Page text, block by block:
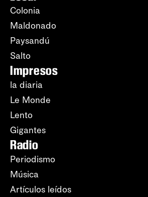
Colonia
Maldonado
Paysandú
Salto
Impresos
la diaria
Le Monde
Lento
Gigantes
Radio
Periodismo
Música
Artículos leídos